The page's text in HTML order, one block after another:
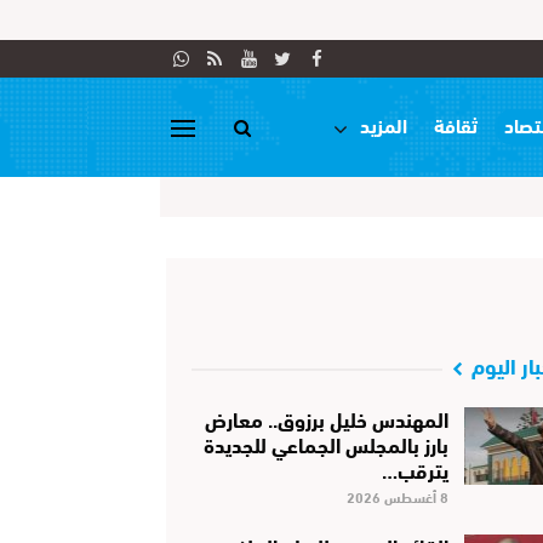
ثقافة المزيد
اليوم
المهندس خليل برزوق.. معارض
بارز بالمجلس الجماعي للجديدة
يترقب…
8 أغسطس 2026